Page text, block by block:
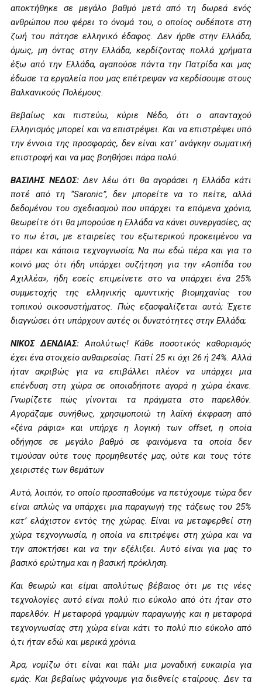
αποκτήθηκε σε μεγάλο βαθμό μετά από τη δωρεά ενός
ανθρώπου που φέρει το όνομά του, ο οποίος ουδέποτε στη
ζωή του πάτησε ελληνικό έδαφος. Δεν ήρθε στην Ελλάδα,
όμως, μη όντας στην Ελλάδα, κερδίζοντας πολλά χρήματα
έξω από την Ελλάδα, αγαπούσε πάντα την Πατρίδα και μας
έδωσε τα εργαλεία που μας επέτρεψαν να κερδίσουμε στους
Βαλκανικούς Πολέμους.
Βεβαίως και πιστεύω, κύριε Νέδο, ότι ο απανταχού
Ελληνισμός μπορεί και να επιστρέψει. Και να επιστρέψει υπό
την έννοια της προσφοράς, δεν είναι κατ’ ανάγκην σωματική
επιστροφή και να μας βοηθήσει πάρα πολύ.
ΒΑΣΙΛΗΣ ΝΕΔΟΣ:Δεν λέω ότι θα αγοράσει η Ελλάδα κάτι
ποτέ από τη “Saronic”, δεν μπορείτε να το πείτε, αλλά
δεδομένου του σχεδιασμού που υπάρχει τα επόμενα χρόνια,
θεωρείτε ότι θα μπορούσε η Ελλάδα να κάνει συνεργασίες, ας
το πω έτσι, με εταιρείες του εξωτερικού προκειμένου να
πάρει και κάποια τεχνογνωσία; Να πω εδώ πέρα και για το
κοινό μας ότι ήδη υπάρχει συζήτηση για την «Ασπίδα του
Αχιλλέα», ήδη εσείς επιμείνετε στο να υπάρχει ένα 25%
συμμετοχής της ελληνικής αμυντικής βιομηχανίας του
τοπικού οικοσυστήματος. Πώς εξασφαλίζεται αυτό; Έχετε
διαγνώσει ότι υπάρχουν αυτές οι δυνατότητες στην Ελλάδα;
ΝΙΚΟΣ ΔΕΝΔΙΑΣ:Απολύτως! Κάθε ποσοτικός καθορισμός
έχει ένα στοιχείο αυθαιρεσίας. Γιατί 25 κι όχι 26 ή 24%. Αλλά
ήταν ακριβώς για να επιβάλλει πλέον να υπάρχει μια
επένδυση στη χώρα σε οποιαδήποτε αγορά η χώρα έκανε.
Γνωρίζετε πώς γίνονται τα πράγματα στο παρελθόν.
Αγοράζαμε συνήθως, χρησιμοποιώ τη λαϊκή έκφραση από
«ξένα ράφια» και υπήρχε η λογική των offset, η οποία
οδήγησε σε μεγάλο βαθμό σε φαινόμενα τα οποία δεν
τιμούσαν ούτε τους προμηθευτές μας, ούτε και τους τότε
χειριστές των θεμάτων
Αυτό, λοιπόν, το οποίο προσπαθούμε να πετύχουμε τώρα δεν
είναι απλώς να υπάρχει μια παραγωγή της τάξεως του 25%
κατ’ ελάχιστον εντός της χώρας. Είναι να μεταφερθεί στη
χώρα τεχνογνωσία, η οποία να επιτρέψει στη χώρα και να
την αποκτήσει και να την εξέλιξει. Αυτό είναι για μας το
βασικό ερώτημα και η βασική πρόκληση.
Και θεωρώ και είμαι απολύτως βέβαιος ότι με τις νέες
τεχνολογίες αυτό είναι πολύ πιο εύκολο από ότι ήταν στο
παρελθόν. Η μεταφορά γραμμών παραγωγής και η μεταφορά
τεχνογνωσίας στη χώρα είναι κάτι το πολύ πιο εύκολο από
ό,τι ήταν εδώ και μερικά χρόνια.
Άρα, νομίζω ότι είναι και πάλι μια μοναδική ευκαιρία για
εμάς. Και βεβαίως ψάχνουμε για διεθνείς εταίρους. Δεν τα